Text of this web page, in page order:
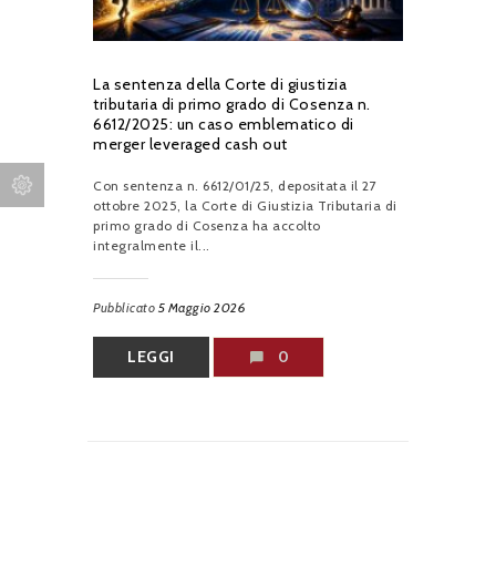
La sentenza della Corte di giustizia
tributaria di primo grado di Cosenza n.
6612/2025: un caso emblematico di
merger leveraged cash out
Con sentenza n. 6612/01/25, depositata il 27
ottobre 2025, la Corte di Giustizia Tributaria di
primo grado di Cosenza ha accolto
integralmente il...
Pubblicato 5 Maggio 2026
LEGGI 0